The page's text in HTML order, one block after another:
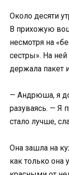
Около десяти
В прихожую
несмотря на
сестры». На
держала пакет
— Андрюша, я
разуваясь. — Я
стало лучше,
Она зашла на
как только она